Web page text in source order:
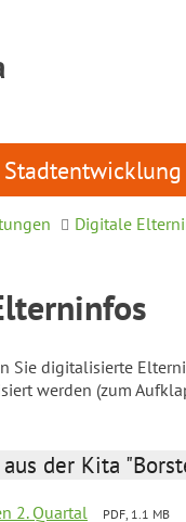
Digitale
Sie digitalisierte
werden (zum
der Kita
2. Quartal PDF, 1.1 MB